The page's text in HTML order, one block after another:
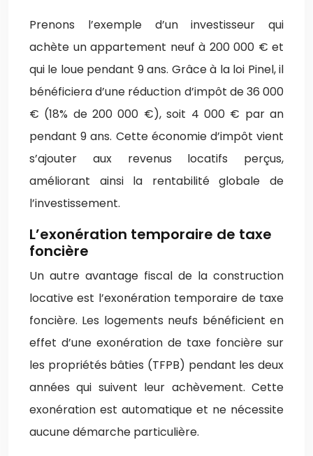
Prenons l’exemple d’un investisseur qui
achète un appartement neuf à 200 000 € et
qui le loue pendant 9 ans. Grâce à la loi Pinel, il
bénéficiera d’une réduction d’impôt de 36 000
€ (18% de 200 000 €), soit 4 000 € par an
pendant 9 ans. Cette économie d’impôt vient
s’ajouter aux revenus locatifs perçus,
améliorant ainsi la rentabilité globale de
l’investissement.
L’exonération temporaire de taxe
foncière
Un autre avantage fiscal de la construction
locative est l’exonération temporaire de taxe
foncière. Les logements neufs bénéficient en
effet d’une exonération de taxe foncière sur
les propriétés bâties (TFPB) pendant les deux
années qui suivent leur achèvement. Cette
exonération est automatique et ne nécessite
aucune démarche particulière.